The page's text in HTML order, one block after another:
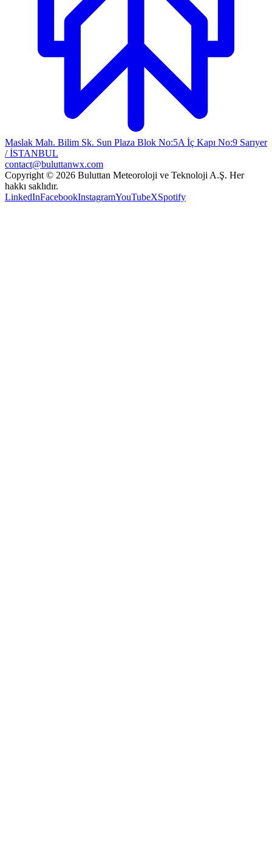
Maslak Mah. Bilim Sk. Sun Plaza Blok No:5A İç Kapı No:9 Sarıyer
/ İSTANBUL
contact@buluttanwx.com
Copyright © 2026 Buluttan Meteoroloji ve Teknoloji A.Ş. Her
hakkı saklıdır.
LinkedInFacebookInstagramYouTubeXSpotify